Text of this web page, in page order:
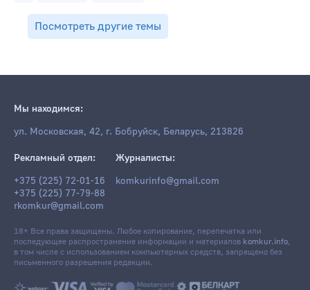
Посмотреть другие темы
Мы находимся:
ул. Московская, 42, г. Бобруйск, Беларусь, 213826
Рекламный отдел:
+375 (225) 72-01-16
+375 (225) 77-79-88
rkomkur@gmail.com
Журналисты:
komkurinfo@gmail.com
18+ Все права защищены. Любое копирование, перепечатка или
последующее распространение информации и материалов komkur.info,
в том числе с использованием компьютерных средств, запрещено без
письменного разрешения редакции.